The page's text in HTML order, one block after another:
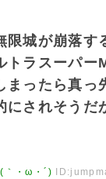
限城が崩落す
トラスーパー
まったら真っ
にされそうだ
｀・ω・´)